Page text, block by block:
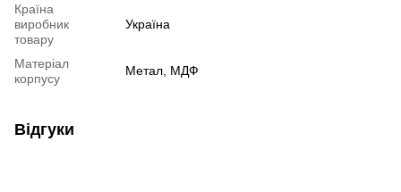
Країна
виробник
товару
Україна
Матеріал
корпусу
Метал, МДФ
Відгуки